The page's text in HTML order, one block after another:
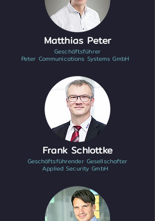
Matthias Peter
Geschäftsführer
Peter Communications Systems GmbH
Frank Schlottke
Geschäftsführender Gesellschafter
Applied Security GmbH